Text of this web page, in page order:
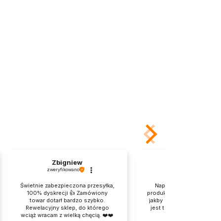
Zbigniew
zweryfikowano
Świetnie zabezpieczona przesyłka,
100% dyskrecji 👍️ Zamówiony
towar dotarł bardzo szybko.
Rewelacyjny sklep, do którego
wciąż wracam z wielką chęcią. ❤️❤️
Naprawdę dobrze
produkt. tylko kartonik
jakby przeszedł jakąś
jest transport nie Wy.